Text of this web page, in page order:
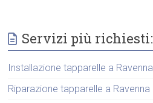
Servizi più richiesti:
Installazione tapparelle a Ravenna
Riparazione tapparelle a Ravenna